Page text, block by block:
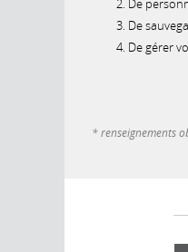
De
De
De gérer
* renseignements